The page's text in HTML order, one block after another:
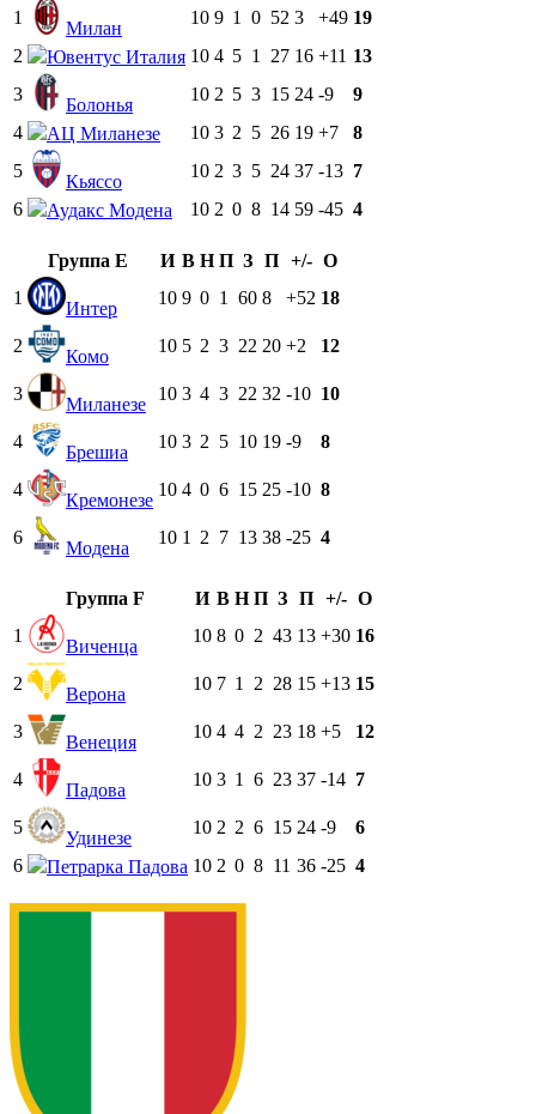
1
Милан
10 9 1 0 52 3 +49 19
2
Ювентус Италия 10 4 5 1 27 16 +11 13
3
Болонья
10 2 5 3 15 24 -9
9
4
АЦ Миланезе 10 3 2 5 26 19 +7
8
5
Кьяссо
10 2 3 5 24 37 -13 7
6
Аудакс Модена 10 2 0 8 14 59 -45 4
Группа E И В Н П З П +/- О
1
Интер
10 9 0 1 60 8 +52 18
2
Комо
10 5 2 3 22 20 +2 12
3
Миланезе
10 3 4 3 22 32 -10 10
4
Брешиа
10 3 2 5 10 19 -9 8
4
Кремонезе
10 4 0 6 15 25 -10 8
6
Модена
10 1 2 7 13 38 -25 4
Группа F И В Н П З П +/- О
1
Виченца
10 8 0 2 43 13 +30 16
2
Верона
10 7 1 2 28 15 +13 15
3
Венеция
10 4 4 2 23 18 +5 12
4
Падова
10 3 1 6 23 37 -14 7
5
Удинезе
10 2 2 6 15 24 -9
6
6
Петрарка Падова 10 2 0 8 11 36 -25 4